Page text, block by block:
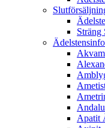
Sträng
Apatit